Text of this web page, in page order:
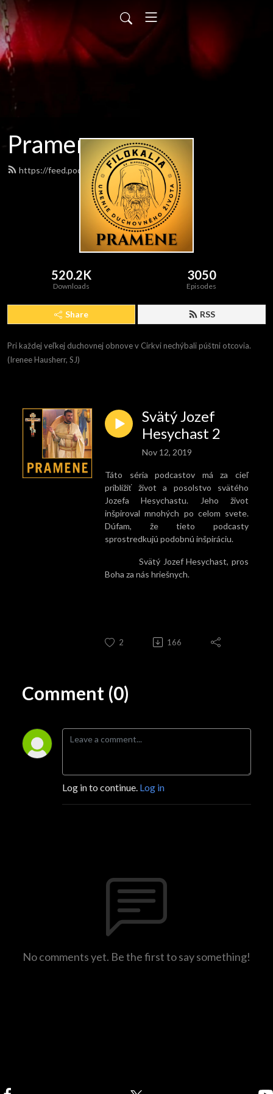
Pramene
https://feed.podbean.com/pramene/feed.xml
520.2K
Downloads
3050
Episodes
Share RSS
Pri každej veľkej duchovnej obnove v Cirkvi nechýbali púštni otcovia.
(Irenee Hausherr, SJ)
Svätý Jozef
Hesychast 2
Nov 12, 2019
Táto séria podcastov má za cieľ
priblížiť život a posolstvo svätého
Jozefa Hesychastu. Jeho život
inšpiroval mnohých po celom svete.
Dúfam, že tieto podcasty
sprostredkujú podobnú inšpiráciu.
Svätý Jozef Hesychast, pros
Boha za nás hriešnych.
2 166
Comment (0)
Log in to continue. Log in
No comments yet. Be the first to say something!